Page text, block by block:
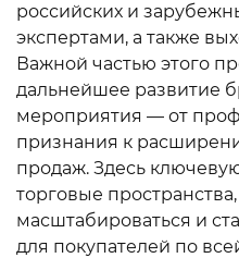
российских и
экспертами, а также
Важной частью этого
дальнейшее развитие
мероприятия — от
признания к
продаж. Здесь
торговые
масштабироваться и
для покупателей по